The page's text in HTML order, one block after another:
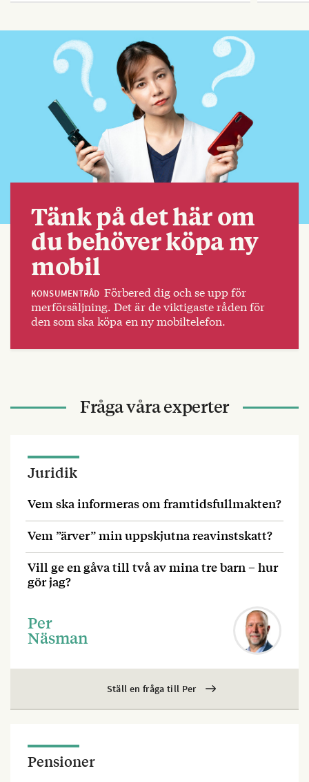
Tänk på det här om
du behöver köpa ny
mobil
KONSUMENTRÅD Förbered dig och se upp för
merförsäljning. Det är de viktigaste råden för
den som ska köpa en ny mobiltelefon.
Fråga våra experter
Juridik
Vem ska informeras om framtidsfullmakten?
Vem ”ärver” min uppskjutna reavinstskatt?
Vill ge en gåva till två av mina tre barn – hur
gör jag?
Per
Näsman
Ställ en fråga till Per
Pensioner